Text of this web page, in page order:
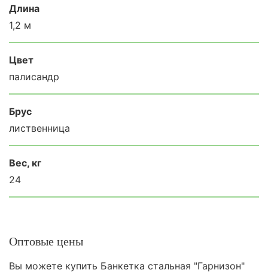
Длина
1,2 м
Цвет
палисандр
Брус
лиственница
Вес, кг
24
Оптовые цены
Вы можете купить Банкетка стальная "Гарнизон"